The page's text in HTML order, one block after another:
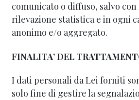
comunicato o diffuso, salvo
rilevazione statistica e in ogni
anonimo e/o aggregato.
FINALITA’ DEL
I dati personali da Lei forniti
solo fine di gestire la